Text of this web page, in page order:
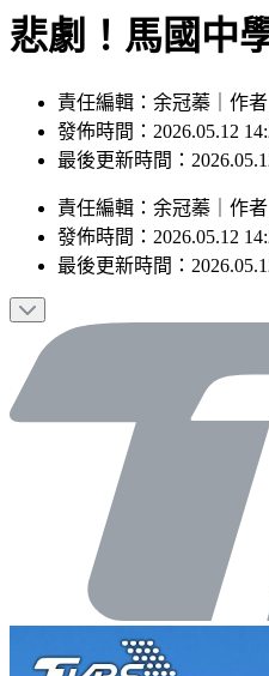
悲劇！馬國中
責任編輯：余冠蓁｜作者
發佈時間：2026.05.12
最後更新時間：
責任編輯 ： 余冠蓁 作者
發佈時間： 2026.05.12
最後更新時間：